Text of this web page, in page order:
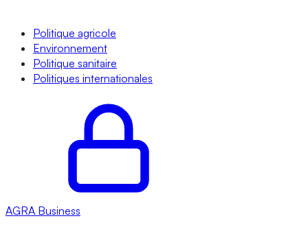
Politique agricole
Environnement
Politique sanitaire
Politiques internationales
AGRA Business